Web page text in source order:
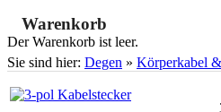
Warenkorb
Der Warenkorb ist leer.
Sie sind hier: Degen » Körperkabel